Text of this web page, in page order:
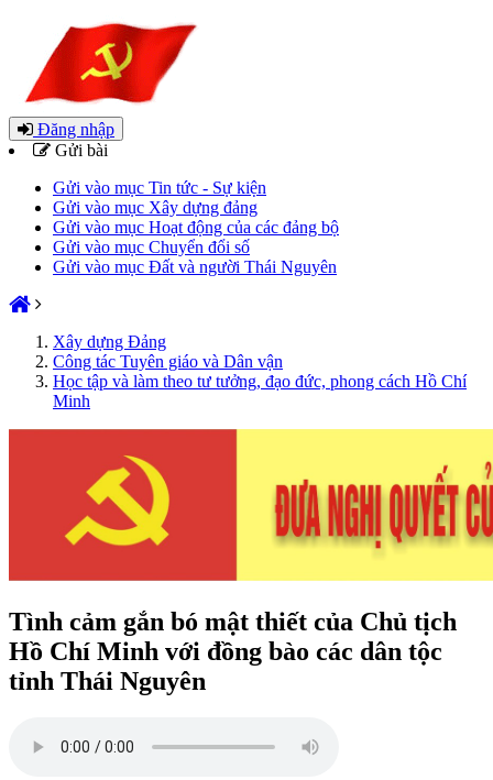
Đăng nhập
Gửi bài
Gửi vào mục Tin tức - Sự kiện
Gửi vào mục Xây dựng đảng
Gửi vào mục Hoạt động của các đảng bộ
Gửi vào mục Chuyển đổi số
Gửi vào mục Đất và người Thái Nguyên
Xây dựng Đảng
Công tác Tuyên giáo và Dân vận
Học tập và làm theo tư tưởng, đạo đức, phong cách Hồ Chí
Minh
Tình cảm gắn bó mật thiết của Chủ tịch
Hồ Chí Minh với đồng bào các dân tộc
tỉnh Thái Nguyên